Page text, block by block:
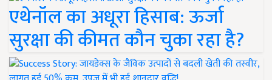
एथेनॉल का अधूरा हिसाब: ऊर्जा
सुरक्षा की कीमत कौन चुका रहा है?